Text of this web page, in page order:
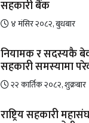
सहकारी बैंक
४ मंसिर २०८२, बुधबार
नियामक र सदस्यकै
सहकारी समस्यामा
२२ कार्तिक २०८२, शुक्रबार
राष्ट्रिय सहकारी